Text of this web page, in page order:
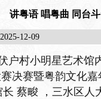
讲粤语 唱粤曲 同台
2025-12-09
户村小明星艺术
决赛暨粤韵文化
蔡畯 ，三水区人